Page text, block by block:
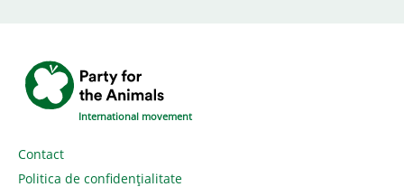
International movement
Contact
Politica de confidențialitate